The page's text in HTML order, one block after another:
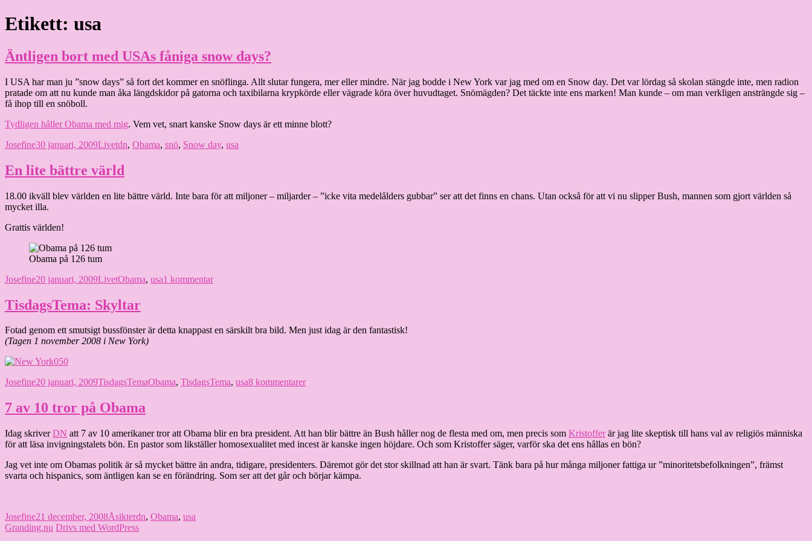
Hoppa
till
Granding.nu
Etikett: usa
Äntligen bort med USAs fåniga snow days?
I USA har man ju ”snow days” så fort det kommer en snöflinga. Allt slutar fungera, mer eller mindre. När jag bodde i New York var jag med om en Snow day. Det var lördag så skolan stängde inte, men radion
pratade om att nu kunde man åka längdskidor på gatorna och taxibilarna krypkörde eller vägrade köra över huvudtaget. Snömägden? Det täckte inte ens marken! Man kunde – om man verkligen ansträngde sig –
få ihop till en snöboll.
Tydligen håller Obama med mig. Vem vet, snart kanske Snow days är ett minne blott?
Författare
JosefinePublicerat
30 januari, 2009Kategorier
LivetEtiketter
dn, Obama, snö, Snow day, usa
En lite bättre värld
18.00 ikväll blev världen en lite bättre värld. Inte bara för att miljoner – miljarder – ”icke vita medelålders gubbar” ser att det finns en chans. Utan också för att vi nu slipper Bush, mannen som gjort världen så
mycket illa.
Grattis världen!
Obama på 126 tum
Författare
JosefinePublicerat
20 januari, 2009Kategorier
LivetEtiketter
Obama, usa1 kommentartill
TisdagsTema: Skyltar
Fotad genom ett smutsigt bussfönster är detta knappast en särskilt bra bild. Men just idag är den fantastisk!
(Tagen 1 november 2008 i New York)
Författare
JosefinePublicerat
20 januari, 2009Kategorier
TisdagsTemaEtiketter
Obama, TisdagsTema, usa8 kommentarertill
7 av 10 tror på Obama
Idag skriverDN att 7 av 10 amerikaner tror att Obama blir en bra president. Att han blir bättre än Bush håller nog de flesta med om, men precis som Kristofferär jag lite skeptisk till hans val av religiös människa
för att läsa invigningstalets bön. En pastor som likställer homosexualitet med incest är kanske ingen höjdare. Och som Kristoffer säger, varför ska det ens hållas en bön?
Jag vet inte om Obamas politik är så mycket bättre än andra, tidigare, presidenters. Däremot gör det stor skillnad att han är svart. Tänk bara på hur många miljoner fattiga ur ”minoritetsbefolkningen”, främst
svarta och hispanics, som äntligen kan se en förändring. Som ser att det går och börjar kämpa.
Författare
JosefinePublicerat
den
21 december, 2008Kategorier
ÅsikterEtiketter
dn, Obama, usa
Granding.nu Drivs med WordPress